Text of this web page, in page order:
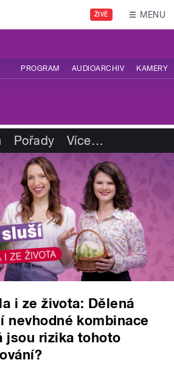
ŽIVĚ MENU
PROGRAM AUDIOARCHIV KAMERY
Pořady Více…
i ze života: Dělená
nevhodné kombinace
jsou rizika tohoto